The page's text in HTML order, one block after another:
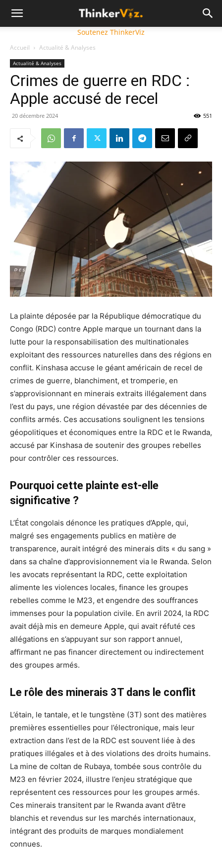
Soutenez ThinkerViz
Accueil Actualité & Analyses
Actualité & Analyses
Crimes de guerre en RDC :
Apple accusé de recel
20 décembre 2024 551
La plainte déposée par la République démocratique du
Congo (RDC) contre Apple marque un tournant dans la
lutte pour la responsabilisation des multinationales
exploitant des ressources naturelles dans des régions en
conflit. Kinshasa accuse le géant américain de recel de
crimes de guerre, blanchiment, et tromperie, en
s’approvisionnant en minerais extraits illégalement dans
l’est du pays, une région dévastée par des décennies de
conflits armés. Ces accusations soulignent les tensions
géopolitiques et économiques entre la RDC et le Rwanda,
accusé par Kinshasa de soutenir des groupes rebelles
pour contrôler ces ressources.
Pourquoi cette plainte est-elle
significative ?
L’État congolais dénonce les pratiques d’Apple, qui,
malgré ses engagements publics en matière de
transparence, aurait intégré des minerais dits « du sang »
dans sa chaîne d’approvisionnement via le Rwanda. Selon
les avocats représentant la RDC, cette exploitation
alimente les violences locales, finance les groupes
rebelles comme le M23, et engendre des souffrances
immenses pour la population civile. En avril 2024, la RDC
avait déjà mis en demeure Apple, qui avait réfuté ces
allégations en s’appuyant sur son rapport annuel,
affirmant ne pas financer directement ou indirectement
des groupes armés.
Le rôle des minerais 3T dans le conflit
L’étain, le tantale, et le tungstène (3T) sont des matières
premières essentielles pour l’électronique, mais leur
extraction dans l’est de la RDC est souvent liée à des
pratiques illégales et à des violations des droits humains.
La mine de coltan de Rubaya, tombée sous contrôle du
M23 en février 2024, illustre l’enjeu stratégique que
représentent ces ressources pour les groupes armés.
Ces minerais transitent par le Rwanda avant d’être
blanchis et revendus sur les marchés internationaux,
intégrant des produits de marques mondialement
connues.